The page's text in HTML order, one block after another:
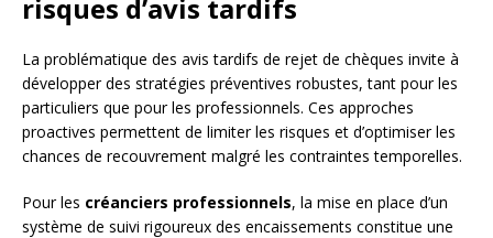
risques d’avis tardifs
La problématique des avis tardifs de rejet de chèques invite à
développer des stratégies préventives robustes, tant pour les
particuliers que pour les professionnels. Ces approches
proactives permettent de limiter les risques et d’optimiser les
chances de recouvrement malgré les contraintes temporelles.
Pour les créanciers professionnels, la mise en place d’un
système de suivi rigoureux des encaissements constitue une